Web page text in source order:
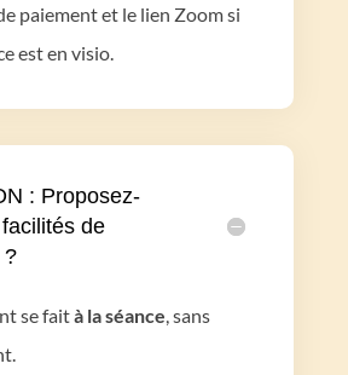
paiement et le lien Zoom si
est en visio.
: Proposez-
de
?
se faità la séance, sans